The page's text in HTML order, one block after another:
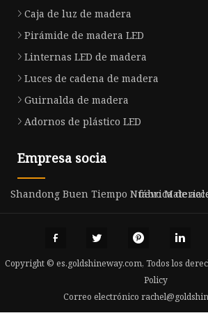
Caja de luz de madera
Pirámide de madera LED
Linternas LED de madera
Luces de cadena de madera
Guirnalda de madera
Adornos de plástico LED
Empresa socia
Shandong Buen Tiempo Nuevofábrica de
Copyright © es.goldshineway.com, Todos los
Policy
Correo electrónico